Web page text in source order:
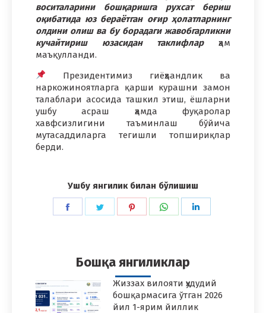
воситаларини бошқаришга рухсат бериш
оқибатида юз бераётган оғир ҳолатларнинг
олдини олиш ва бу борадаги жавобгарликни
кучайтириш юзасидан таклифларҳам
маъқулланди.
Президентимиз гиёҳвандлик ва
наркожиноятларга қарши курашни замон
талаблари асосида ташкил этиш, ёшларни
ушбу асраш ҳамда фуқаролар
хавфсизлигини таъминлаш бўйича
мутасаддиларга тегишли топшириқлар
берди.
Ушбу янгилик билан бўлишиш
Share
Share
Share
Share
Бошқа янгиликлар
Жиззах вилояти ҳудудий
бошқармасига ўтган 2026
йил 1-ярим йиллик